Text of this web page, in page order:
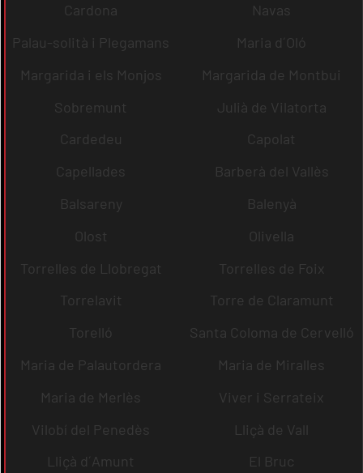
Cardona
Navas
Palau-solità i Plegamans
Maria d´Oló
Margarida i els Monjos
Margarida de Montbui
Sobremunt
Julià de Vilatorta
Cardedeu
Capolat
Capellades
Barberà del Vallès
Balsareny
Balenyà
Olost
Olivella
Torrelles de Llobregat
Torrelles de Foix
Torrelavit
Torre de Claramunt
Torelló
Santa Coloma de Cervelló
Maria de Palautordera
Maria de Miralles
Maria de Merlès
Viver i Serrateix
Vilobí del Penedès
Lliçà de Vall
Lliçà d´Amunt
El Bruc